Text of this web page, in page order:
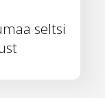
seltsi